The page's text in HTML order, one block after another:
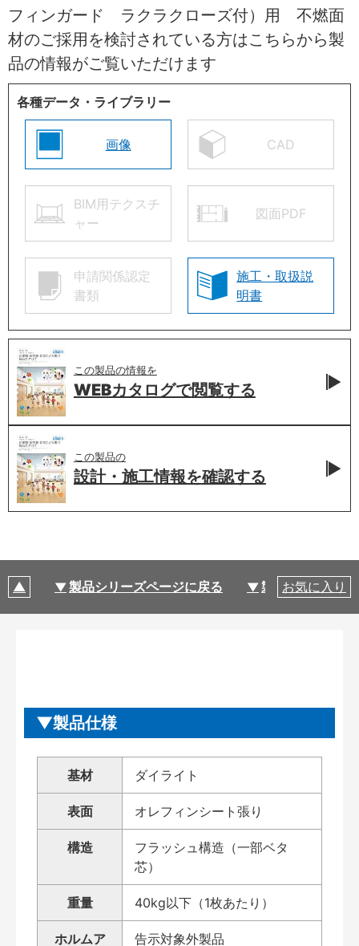
フィンガード ラクラクローズ付）用 不燃面
材のご採用を検討されている方はこちらから製
品の情報がご覧いただけます
各種データ・ライブラリー
画像 CAD
BIM用テクスチ
ャー
図面PDF
申請関係認定
書類
施工・取扱説
明書
この製品の情報を
WEBカタログで閲覧する
この製品の
設計・施工情報を確認する
製品シリーズページに戻る 製品仕様
お気に入り
製品仕様
基材 ダイライト
表面 オレフィンシート張り
構造
フラッシュ構造（一部ベタ
芯）
重量 40kg以下（1枚あたり）
ホルムア
告示対象外製品